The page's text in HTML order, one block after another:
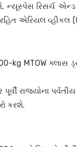
રિસર્ચ એન્ડ
એરિયલ વ્હીકલ
kg MTOW ક્લાસ
રાજ્યોના
કરશે.